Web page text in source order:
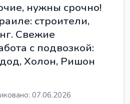
нужны срочно!
строители,
Свежие
с подвозкой:
Холон, Ришон
07.06.2026